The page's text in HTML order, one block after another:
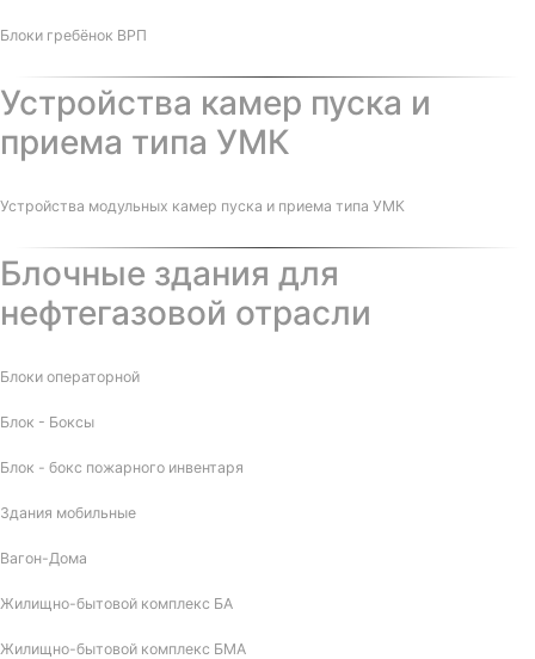
Блоки гребёнок ВРП
Устройства камер пуска и
приема типа УМК
Устройства модульных камер пуска и приема типа УМК
Блочные здания для
нефтегазовой отрасли
Блоки операторной
Блок - Боксы
Блок - бокс пожарного инвентаря
Здания мобильные
Вагон-Дома
Жилищно-бытовой комплекс БА
Жилищно-бытовой комплекс БМА